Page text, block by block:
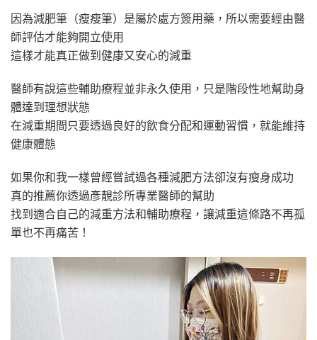
因為減肥筆（瘦瘦筆）是屬於處方簽用藥，所以需要經由醫
師評估才能夠開立使用
這樣才能真正做到健康又安心的減重
醫師有說這些輔助療程並非永久使用，只是階段性地幫助身
體達到理想狀態
在減重期間只要透過良好的飲食分配和運動習慣，就能維持
健康體態
如果你和我一樣曾經嘗試過各種減肥方法卻沒有瘦身成功
真的推薦你透過彥靚診所專業醫師的幫助
找到適合自己的減重方法和輔助療程，讓減重這條路不再孤
單也不再痛苦！